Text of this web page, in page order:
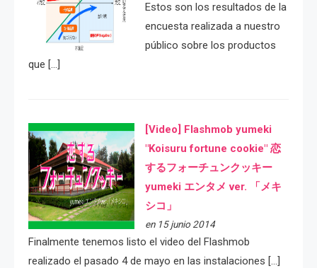
Estos son los resultados de la
encuesta realizada a nuestro
público sobre los productos
que […]
[Video] Flashmob yumeki
"Koisuru fortune cookie" 恋
するフォーチュンクッキー
yumeki エンタメ ver. 「メキ
シコ」
en 15 junio 2014
Finalmente tenemos listo el video del Flashmob
realizado el pasado 4 de mayo en las instalaciones […]